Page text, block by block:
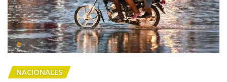
NACIONALES